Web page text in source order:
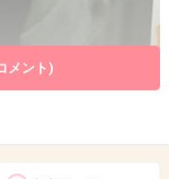
メント)